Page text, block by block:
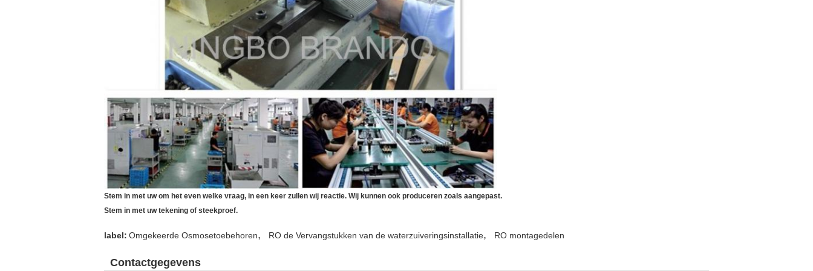
Stem in met uw om het even welke vraag, in een keer zullen wij reactie. Wij kunnen ook produceren zoals aangepast.
Stem in met uw tekening of steekproef.
label: Omgekeerde Osmosetoebehoren, RO de Vervangstukken van de waterzuiveringsinstallatie, RO montagedelen
Contactgegevens